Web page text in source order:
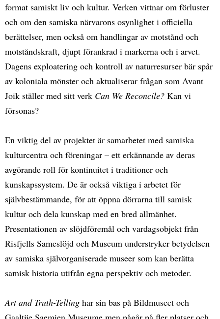
format samiskt liv och kultur. Verken vittnar om förluster
och om den samiska närvarons osynlighet i officiella
berättelser, men också om handlingar av motstånd och
motståndskraft, djupt förankrad i markerna och i arvet.
Dagens exploatering och kontroll av naturresurser bär spår
av koloniala mönster och aktualiserar frågan som Avant
Joik ställer med sitt verk Can We Reconcile? Kan vi
försonas?
En viktig del av projektet är samarbetet med samiska
kulturcentra och föreningar – ett erkännande av deras
avgörande roll för kontinuitet i traditioner och
kunskapssystem. De är också viktiga i arbetet för
självbestämmande, för att öppna dörrarna till samisk
kultur och dela kunskap med en bred allmänhet.
Presentationen av slöjdföremål och vardagsobjekt från
Risfjells Sameslöjd och Museum understryker betydelsen
av samiska självorganiserade museer som kan berätta
samisk historia utifrån egna perspektiv och metoder.
Art and Truth-Telling har sin bas på Bildmuseet och